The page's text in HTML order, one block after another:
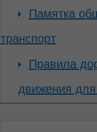
Памятка
транспорт
Правила
движения для